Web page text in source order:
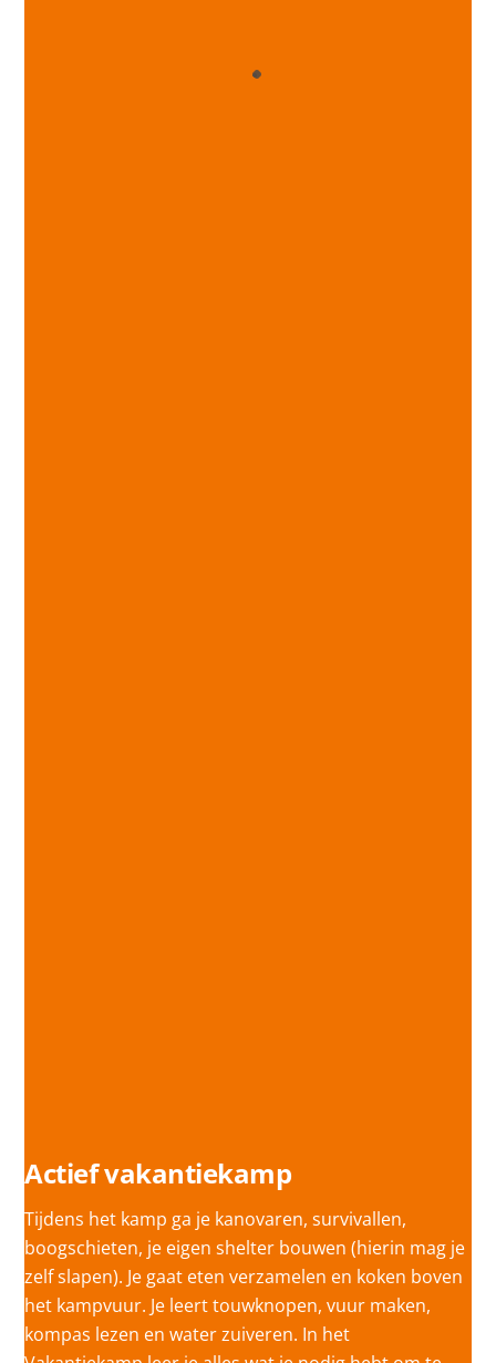
Actief vakantiekamp
Tijdens het kamp ga je kanovaren, survivallen,
boogschieten, je eigen shelter bouwen (hierin mag je
zelf slapen). Je gaat eten verzamelen en koken boven
het kampvuur. Je leert touwknopen, vuur maken,
kompas lezen en water zuiveren. In het